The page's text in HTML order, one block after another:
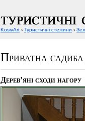
Приватна
Дерев’яні сходи нагору
KosivArt ‹ Туристичні стежини ‹